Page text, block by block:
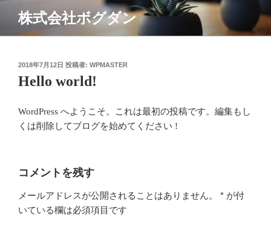
テ
株式会社ボグダン
投
稿
日:
2018年7月12日 投稿者: WPMASTER
Hello world!
WordPress へようこそ。これは最初の投稿です。編集もし
くは削除してブログを始めてください !
コメントを残す
メールアドレスが公開されることはありません。 * が付
いている欄は必須項目です